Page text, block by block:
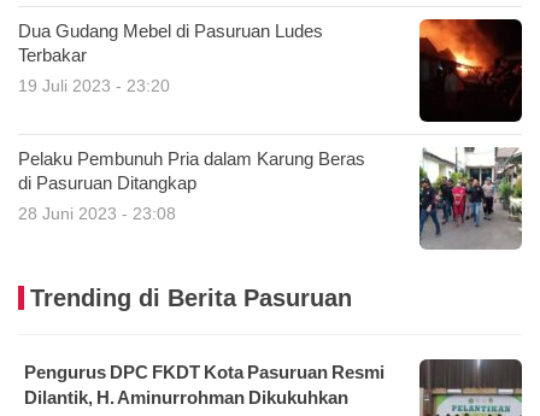
Dua Gudang Mebel di Pasuruan Ludes
Terbakar
19 Juli 2023 - 23:20
Pelaku Pembunuh Pria dalam Karung Beras
di Pasuruan Ditangkap
28 Juni 2023 - 23:08
Trending di Berita Pasuruan
Pengurus DPC FKDT Kota Pasuruan Resmi
Dilantik, H. Aminurrohman Dikukuhkan